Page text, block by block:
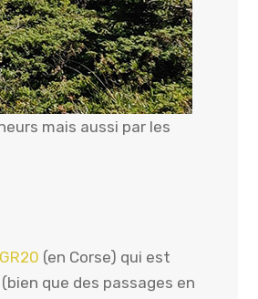
mais aussi par les
GR20 (en Corse) qui est
que des passages en